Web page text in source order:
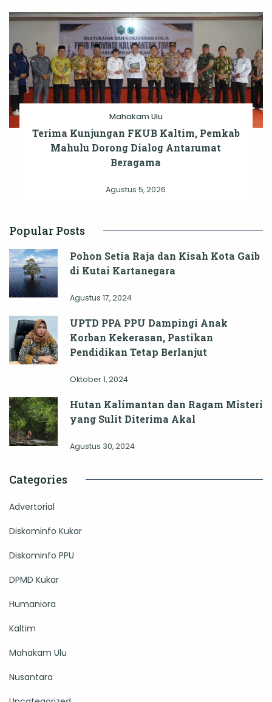
Mahakam Ulu
Terima Kunjungan FKUB Kaltim, Pemkab
Mahulu Dorong Dialog Antarumat
Beragama
Agustus 5, 2026
Popular Posts
Pohon Setia Raja dan Kisah Kota Gaib
di Kutai Kartanegara
Agustus 17, 2024
UPTD PPA PPU Dampingi Anak
Korban Kekerasan, Pastikan
Pendidikan Tetap Berlanjut
Oktober 1, 2024
Hutan Kalimantan dan Ragam Misteri
yang Sulit Diterima Akal
Agustus 30, 2024
Categories
Advertorial
Diskominfo Kukar
Diskominfo PPU
DPMD Kukar
Humaniora
Kaltim
Mahakam Ulu
Nusantara